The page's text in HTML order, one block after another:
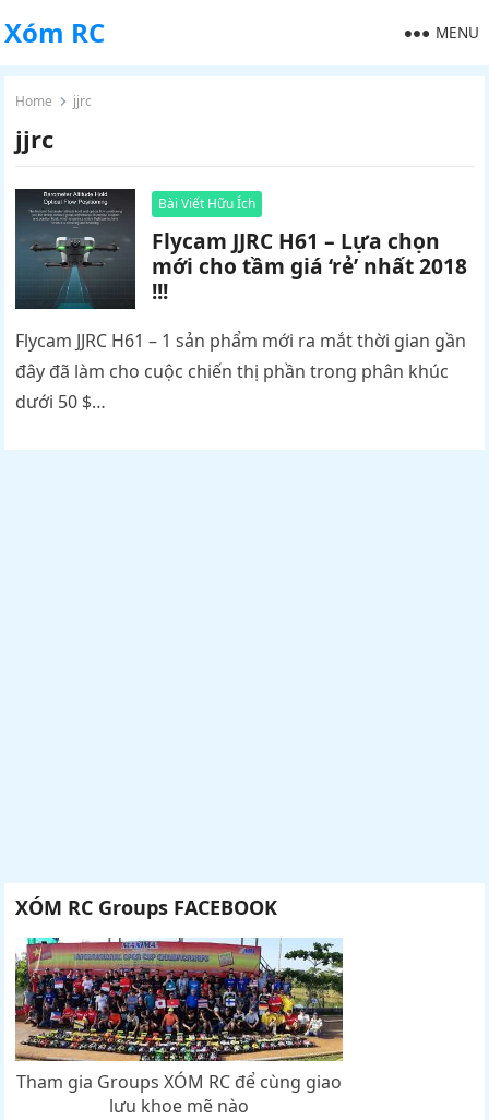
Xóm RC MENU
Home jjrc
jjrc
Bài Viết Hữu Ích
Flycam JJRC H61 – Lựa chọn
mới cho tầm giá ‘rẻ’ nhất 2018
!!!
Flycam JJRC H61 – 1 sản phẩm mới ra mắt thời gian gần
đây đã làm cho cuộc chiến thị phần trong phân khúc
dưới 50 $…
XÓM RC Groups FACEBOOK
Tham gia Groups XÓM RC để cùng giao
lưu khoe mẽ nào